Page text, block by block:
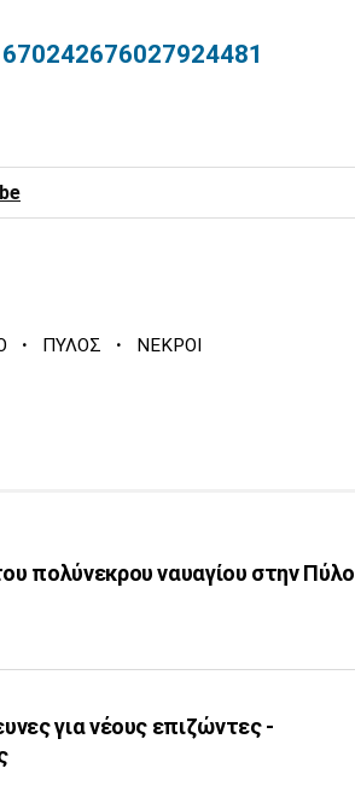
· ΠΥΛΟΣ · ΝΕΚΡΟΙ
πολύνεκρου ναυαγίου στην Πύλο
για νέους επιζώντες -